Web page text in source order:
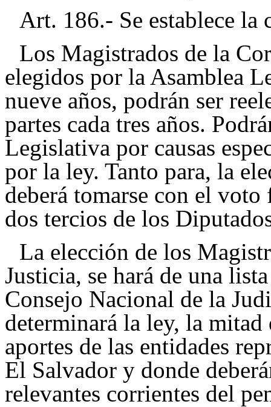
Art. 186.- Se establece la
Los Magistrados de la
elegidos por la Asamblea
nueve años, podrán ser
partes cada tres años.
Legislativa por causas
por la ley. Tanto para, la
deberá tomarse con el
dos tercios de los
La elección de los
Justicia, se hará de una
Consejo Nacional de la
determinará la ley, la
aportes de las entidades
El Salvador y donde
relevantes corrientes del